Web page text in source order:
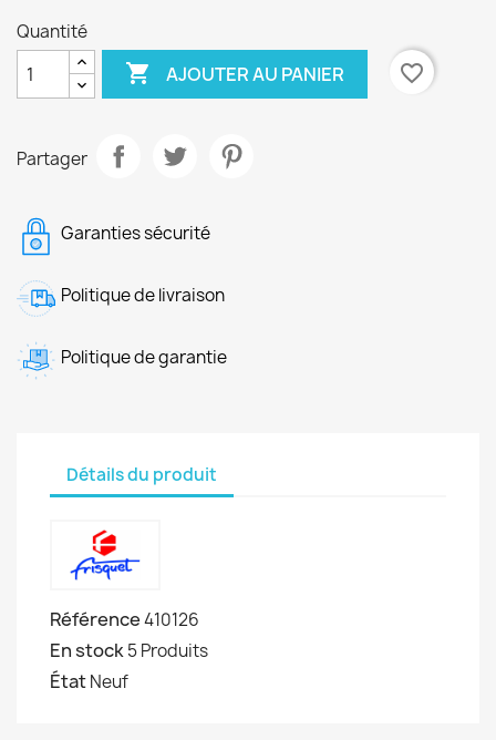
Quantité
 AJOUTER AU PANIER favorite_border
Partager
Garanties sécurité
Politique de livraison
Politique de garantie
Détails du produit
Référence410126
En stock5 Produits
ÉtatNeuf